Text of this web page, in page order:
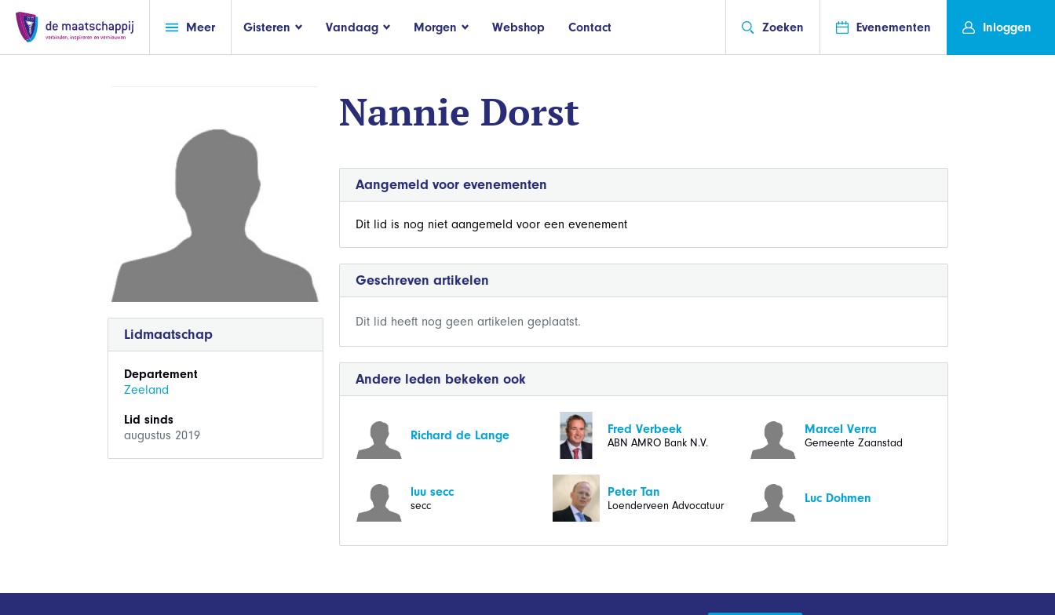
Meer Gisteren Vandaag Morgen Webshop Contact Zoeken Evenementen Inloggen
Lidmaatschap
Departement
Zeeland
Lid sinds
augustus 2019
Nannie Dorst
Aangemeld voor evenementen
Dit lid is nog niet aangemeld voor een evenement
Geschreven artikelen
Dit lid heeft nog geen artikelen geplaatst.
Andere leden bekeken ook
Richard de Lange Fred Verbeek
ABN AMRO Bank N.V.
Marcel Verra
Gemeente Zaanstad
luu secc
secc
Peter Tan
Loenderveen Advocatuur Luc Dohmen